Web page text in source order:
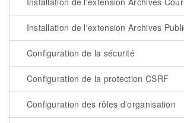
Installation de l'extension Archives
Configuration de la sécurité
Configuration de la protection CSRF
Configuration des rôles d'organisation